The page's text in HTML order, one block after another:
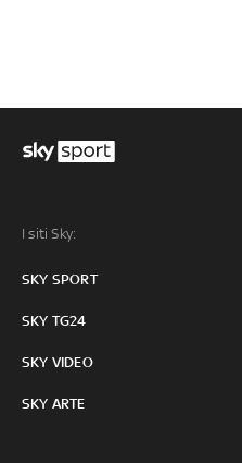
I siti Sky:
SKY SPORT
SKY TG24
SKY VIDEO
SKY ARTE